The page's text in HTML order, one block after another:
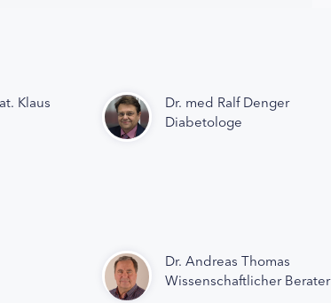
Klaus
Dr. med Ralf Denger
Diabetologe
Dr. Andreas Thomas
Wissenschaftlicher Berater